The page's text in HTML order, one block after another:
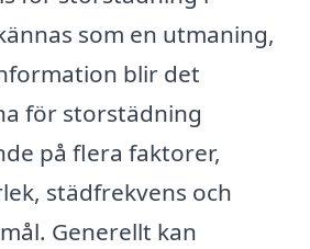
som en utmaning,
blir det
för storstädning
på flera faktorer,
städfrekvens och
Generellt kan